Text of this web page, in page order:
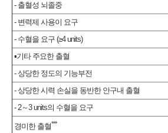
- 출혈성 뇌졸중
- 변력제 사용이 요구
- 수혈을 요구 (≥4 units)
▪기타 주요한 출혈
- 상당한 정도의 기능부전
- 상당한 시력 손실을 동반한 안구내 출혈
- 2～3 units의 수혈을 요구
경미한 출혈***